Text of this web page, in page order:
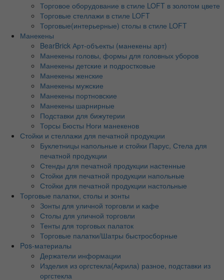
Торговое оборудование в стиле LOFT в золотом цвете
Торговые стеллажи в стиле LOFT
Торговые(интерьерные) столы в стиле LOFT
Манекены
BearBrick Арт-объекты (манекены арт)
Манекены головы, формы для головных уборов
Манекены детские и подростковые
Манекены женские
Манекены мужские
Манекены портновские
Манекены шарнирные
Подставки для бижутерии
Торсы Бюсты Ноги манекенов
Стойки и стеллажи для печатной продукции
Буклетницы напольные и стойки Парус, Стела для
печатной продукции
Стенды для печатной продукции настенные
Стойки для печатной продукции напольные
Стойки для печатной продукции настольные
Торговые палатки, столы и зонты
Зонты для уличной торговли и кафе
Столы для уличной торговли
Тенты для торговых палаток
Торговые палатки/Шатры быстросборные
Pos-материалы
Держатели информации
Изделия из оргстекла(Акрила) разное, подставки из
оргстекла